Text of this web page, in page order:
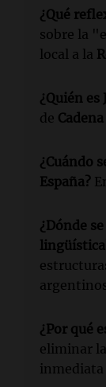
¿Qué
sobre la
local a la
¿Quién
de Cadena
¿Cuándo
España?
¿Dónde
¿Por qué
eliminar
inmediata